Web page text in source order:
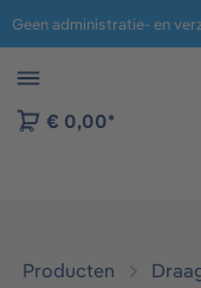
naar navigatie B2B-
€ 0,00*
Producten